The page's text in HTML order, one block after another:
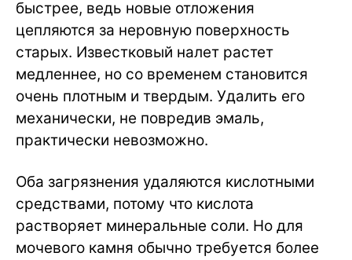
быстрее, ведь новые отложения
цепляются за неровную поверхность
старых. Известковый налет растет
медленнее, но со временем становится
очень плотным и твердым. Удалить его
механически, не повредив эмаль,
практически невозможно.
Оба загрязнения удаляются кислотными
средствами, потому что кислота
растворяет минеральные соли. Но для
мочевого камня обычно требуется более